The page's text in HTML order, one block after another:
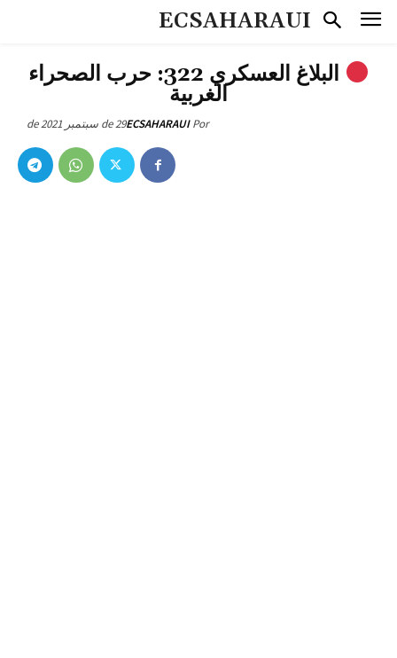
ECSAHARAUI
البلاغ العسكري 322: حرب الصحراء
الغربية
Por
ECSAHARAUI29 de سبتمبر de 2021